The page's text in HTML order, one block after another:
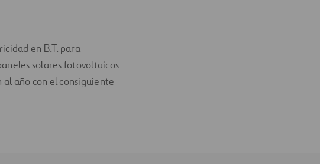
en B.T. para
solares fotovoltaicos
año con el consiguiente